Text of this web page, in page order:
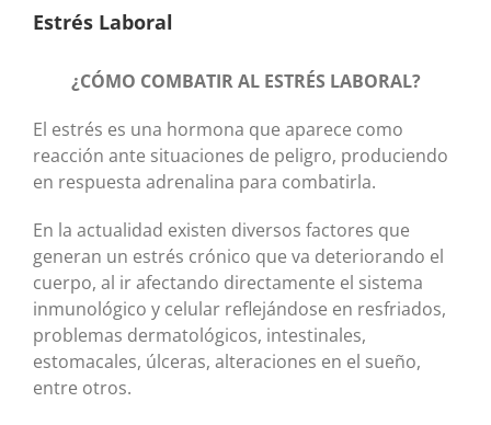
Estrés Laboral
¿CÓMO COMBATIR AL ESTRÉS LABORAL?
El estrés es una hormona que aparece como
reacción ante situaciones de peligro, produciendo
en respuesta adrenalina para combatirla.
En la actualidad existen diversos factores que
generan un estrés crónico que va deteriorando el
cuerpo, al ir afectando directamente el sistema
inmunológico y celular reflejándose en resfriados,
problemas dermatológicos, intestinales,
estomacales, úlceras, alteraciones en el sueño,
entre otros.